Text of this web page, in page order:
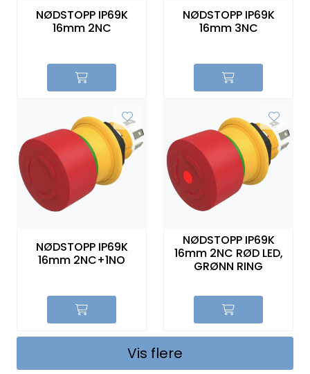
NØDSTOPP IP69K
16mm 2NC
NØDSTOPP IP69K
16mm 3NC
NØDSTOPP IP69K
16mm 2NC+1NO
NØDSTOPP IP69K
16mm 2NC RØD LED,
GRØNN RING
Vis flere